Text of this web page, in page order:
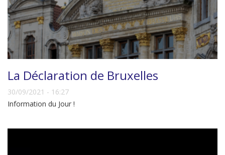
La Déclaration de Bruxelles
30/09/2021 - 16:27
Information du Jour !